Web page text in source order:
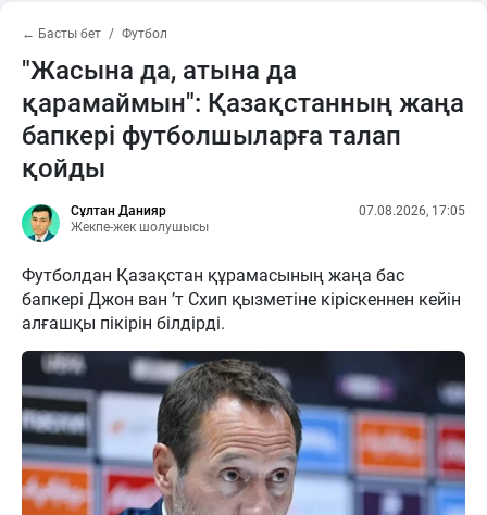
← Басты бет Футбол
"Жасына да, атына да
қарамаймын": Қазақстанның жаңа
бапкері футболшыларға талап
қойды
Сұлтан Данияр
Жекпе-жек шолушысы
07.08.2026, 17:05
Футболдан Қазақстан құрамасының жаңа бас
бапкері Джон ван ’т Схип қызметіне кіріскеннен кейін
алғашқы пікірін білдірді.